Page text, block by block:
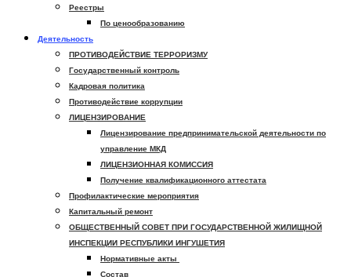
Реестры
По ценообразованию
Деятельность
ПРОТИВОДЕЙСТВИЕ ТЕРРОРИЗМУ
Государственный контроль
Кадровая политика
Противодействие коррупции
ЛИЦЕНЗИРОВАНИЕ
Лицензирование предпринимательской деятельности по
управление МКД
ЛИЦЕНЗИОННАЯ КОМИССИЯ
Получение квалификационного аттестата
Профилактические мероприятия
Капитальный ремонт
ОБЩЕСТВЕННЫЙ СОВЕТ ПРИ ГОСУДАРСТВЕННОЙ ЖИЛИЩНОЙ
ИНСПЕКЦИИ РЕСПУБЛИКИ ИНГУШЕТИЯ
Нормативные акты
Состав